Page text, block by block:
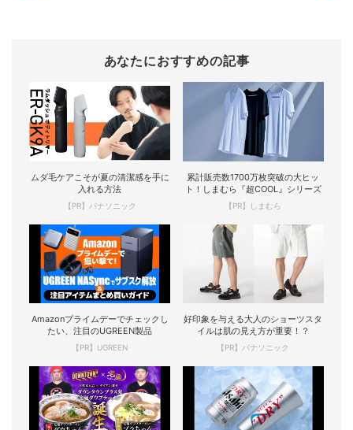
あなたにおすすめの記事
ムダ毛ケアこそが夏の清潔感を手に
入れる方法
【PR】パナソニック
累計販売数1700万枚突破の大ヒッ
ト！しまむら『超COOL』シリーズ
【PR】しまむら
Amazonプライムデーでチェックし
たい、注目のUGREEN製品
【PR】UGREEN
好印象を与える大人のショーツスタ
イルは肌の見え方が重要！？
【PR】パナソニック